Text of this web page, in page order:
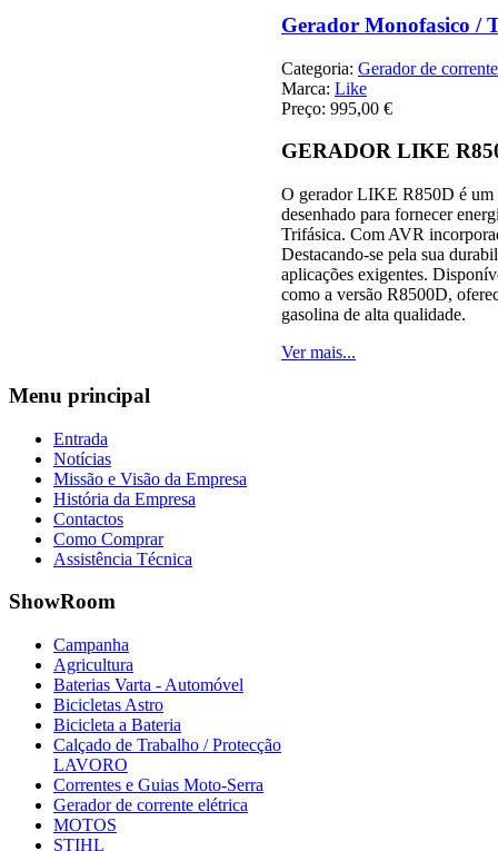
Gerador Monofasico /
Categoria: Gerador de
Marca: Like
Preço: 995,00 €
GERADOR LIKE
O gerador LIKE R850D é um
desenhado para fornecer
Trifásica. Com AVR
Destacando-se pela sua
aplicações exigentes.
como a versão R8500D,
gasolina de alta qualidade.
Ver mais...
Menu principal
Entrada
Notícias
Missão e Visão da Empresa
História da Empresa
Contactos
Como Comprar
Assistência Técnica
ShowRoom
Campanha
Agricultura
Baterias Varta - Automóvel
Bicicletas Astro
Bicicleta a Bateria
Calçado de Trabalho / Protecção
LAVORO
Correntes e Guias Moto-Serra
Gerador de corrente elétrica
MOTOS
STIHL